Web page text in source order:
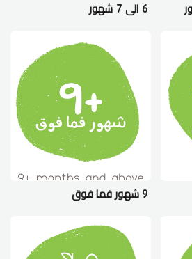
6 الى 7 شهور
9 شهور فما فوق